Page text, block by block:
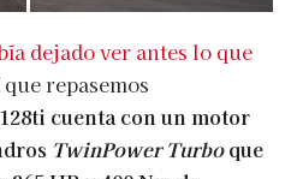
dejado ver antes lo que
que repasemos
cuenta con un motor
TwinPower Turboque